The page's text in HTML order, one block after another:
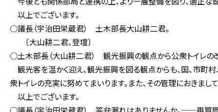
以上でございます。
○議長（宇治田栄蔵君） 土木部長大山耕二君。
〔大山耕二君、登壇〕
○土木部長（大山耕二君） 観光振興の観点から公衆トイレの
観光客を温かく迎え、観光振興を図る観点からも、国、市町
衆トイレの充実に努めてまいります。また、その管理におきま
以上でございます。